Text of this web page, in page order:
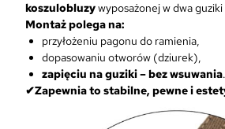
koszulobluzywyposażonej w dwa
Montaż polega na:
przyłożeniu pagonu do ramienia,
dopasowaniu otworów (dziurek),
zapięciu na guziki – bez wsuwania.
✔Zapewnia to stabilne, pewne i